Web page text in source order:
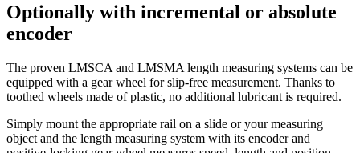
Optionally with incremental or absolute
encoder
The proven LMSCA and LMSMA length measuring systems can be
equipped with a gear wheel for slip-free measurement. Thanks to
toothed wheels made of plastic, no additional lubricant is required.
Simply mount the appropriate rail on a slide or your measuring
object and the length measuring system with its encoder and